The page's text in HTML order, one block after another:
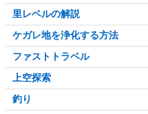
里レベルの解説
ケガレ地を浄化する方法
ファストトラベル
上空探索
釣り